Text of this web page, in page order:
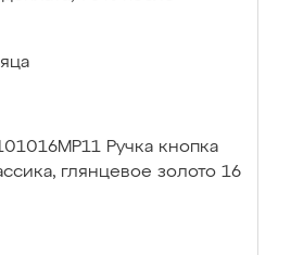
Ручка кнопка
глянцевое золото 16